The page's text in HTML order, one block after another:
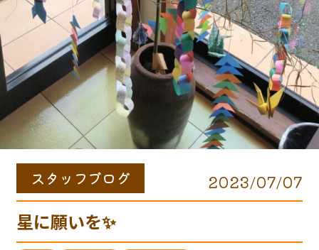
スタッフブログ 2023/07/07
星に願いを✨